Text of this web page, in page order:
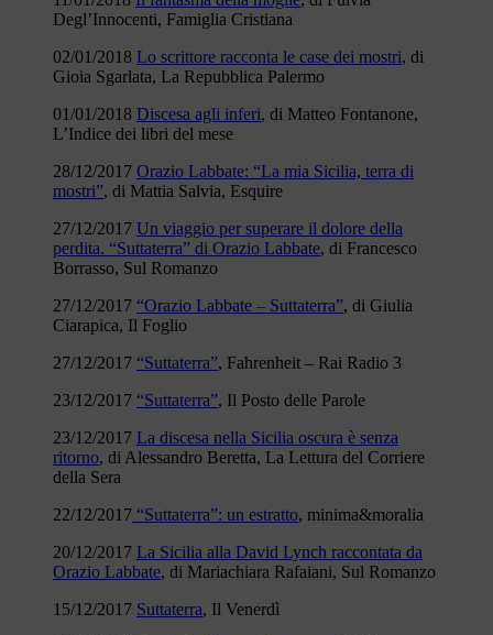
Degl’Innocenti, Famiglia Cristiana
02/01/2018 Lo scrittore racconta le case dei mostri, di
Gioia Sgarlata, La Repubblica Palermo
01/01/2018 Discesa agli inferi, di Matteo Fontanone,
L’Indice dei libri del mese
28/12/2017 Orazio Labbate: “La mia Sicilia, terra di
mostri”, di Mattia Salvia, Esquire
27/12/2017 Un viaggio per superare il dolore della
perdita. “Suttaterra” di Orazio Labbate, di Francesco
Borrasso, Sul Romanzo
27/12/2017 “Orazio Labbate – Suttaterra”, di Giulia
Ciarapica, Il Foglio
27/12/2017 “Suttaterra”, Fahrenheit – Rai Radio 3
23/12/2017 “Suttaterra”, Il Posto delle Parole
23/12/2017 La discesa nella Sicilia oscura è senza
ritorno, di Alessandro Beretta, La Lettura del Corriere
della Sera
22/12/2017 “Suttaterra”: un estratto, minima&moralia
20/12/2017 La Sicilia alla David Lynch raccontata da
Orazio Labbate, di Mariachiara Rafaiani, Sul Romanzo
15/12/2017 Suttaterra, Il Venerdì